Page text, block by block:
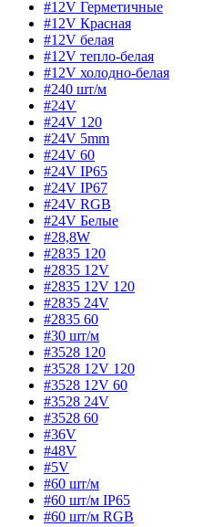
#12V Герметичные
#12V Красная
#12V белая
#12V тепло-белая
#12V холодно-белая
#240 шт/м
#24V
#24V 120
#24V 5mm
#24V 60
#24V IP65
#24V IP67
#24V RGB
#24V Белые
#28,8W
#2835 120
#2835 12V
#2835 12V 120
#2835 24V
#2835 60
#30 шт/м
#3528 120
#3528 12V 120
#3528 12V 60
#3528 24V
#3528 60
#36V
#48V
#5V
#60 шт/м
#60 шт/м IP65
#60 шт/м RGB